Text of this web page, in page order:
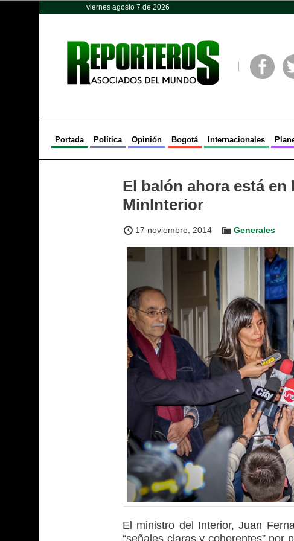
viernes agosto 7 de 2026
Portada Política Opinión Bogotá Internacionales
El balón ahora está en
MinInterior
17 noviembre, 2014 Generales
El ministro del Interior, Juan
“señales claras y coherentes” por
Opinión Política